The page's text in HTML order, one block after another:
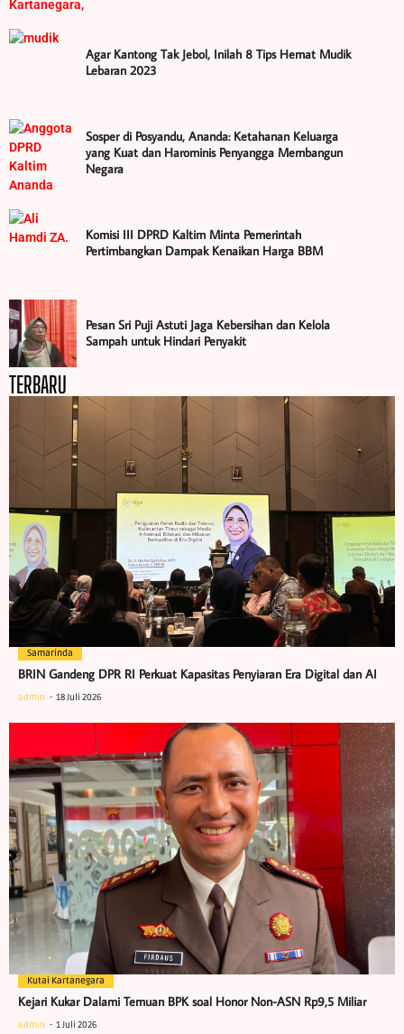
Agar Kantong Tak Jebol, Inilah 8 Tips Hemat Mudik
Lebaran 2023
Sosper di Posyandu, Ananda: Ketahanan Keluarga
yang Kuat dan Harominis Penyangga Membangun
Negara
Komisi III DPRD Kaltim Minta Pemerintah
Pertimbangkan Dampak Kenaikan Harga BBM
Pesan Sri Puji Astuti Jaga Kebersihan dan Kelola
Sampah untuk Hindari Penyakit
TERBARU
Samarinda
BRIN Gandeng DPR RI Perkuat Kapasitas Penyiaran Era Digital dan AI
admin 18 Juli 2026
Kutai Kartanegara
Kejari Kukar Dalami Temuan BPK soal Honor Non-ASN Rp9,5 Miliar
admin 1 Juli 2026